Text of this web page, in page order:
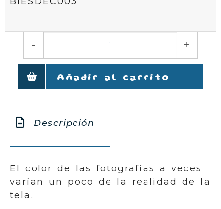
- +
Añadir al carrito
Descripción
El color de las fotografías a veces
varían un poco de la realidad de la
tela.